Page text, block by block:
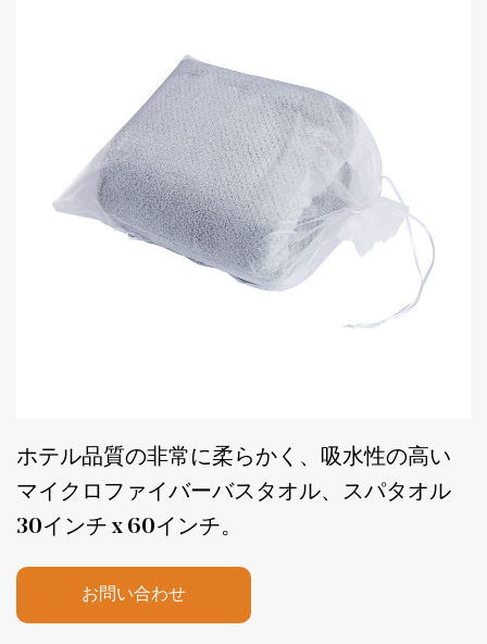
ホテル品質の非常に柔らかく、吸水性の高い
マイクロファイバーバスタオル、スパタオル
30インチ x 60インチ。
お問い合わせ